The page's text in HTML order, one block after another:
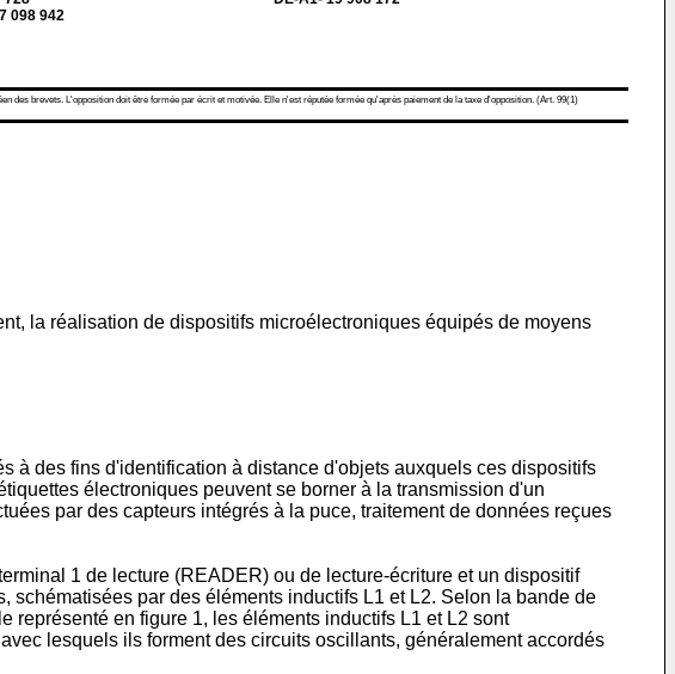
098 942
des brevets. L'opposition doit être formée par écrit et motivée. Elle n'est réputée formée qu'après paiement de la taxe d'opposition. (Art. 99(1)
la réalisation de dispositifs microélectroniques équipés de moyens
à des fins d'identification à distance d'objets auxquels ces dispositifs
électroniques peuvent se borner à la transmission d'un
par des capteurs intégrés à la puce, traitement de données reçues
1 de lecture (READER) ou de lecture-écriture et un dispositif
schématisées par des éléments inductifs L1 et L2. Selon la bande de
représenté en figure 1, les éléments inductifs L1 et L2 sont
lesquels ils forment des circuits oscillants, généralement accordés